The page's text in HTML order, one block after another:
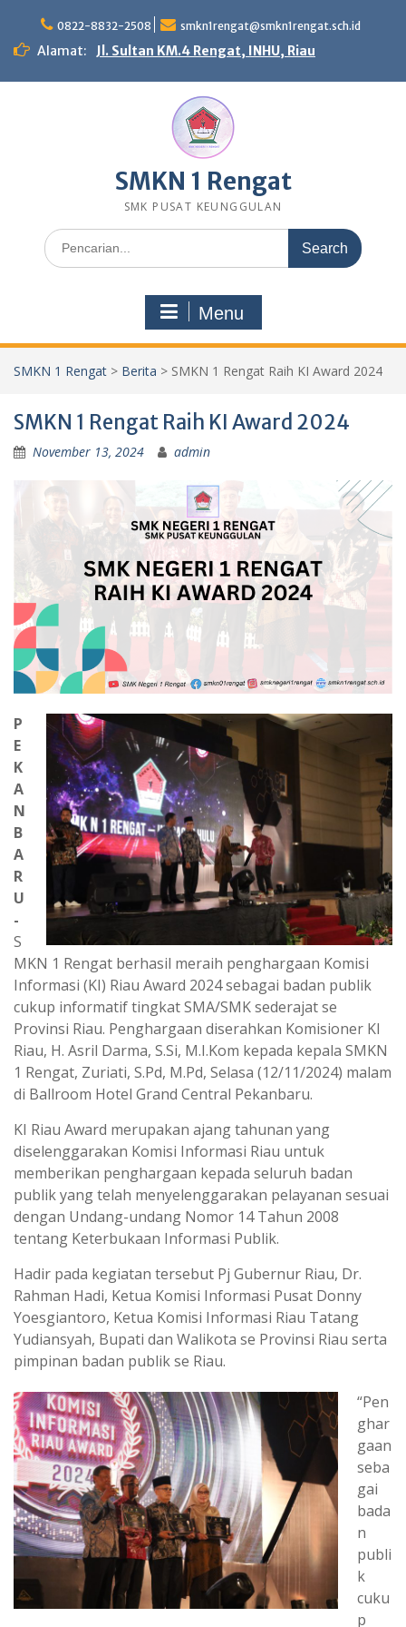
content
0822-8832-2508 smkn1rengat@smkn1rengat.sch.id
Alamat: Jl. Sultan KM.4 Rengat, INHU, Riau
SMKN 1 Rengat
SMK PUSAT KEUNGGULAN
Search
for:
Menu
SMKN 1 Rengat > Berita > SMKN 1 Rengat Raih KI Award 2024
SMKN 1 Rengat Raih KI Award 2024
November 13, 2024 admin
P
E
K
A
N
B
A
R
U
-
S
MKN 1 Rengat berhasil meraih penghargaan Komisi
Informasi (KI) Riau Award 2024 sebagai badan publik
cukup informatif tingkat SMA/SMK sederajat se
Provinsi Riau. Penghargaan diserahkan Komisioner KI
Riau, H. Asril Darma, S.Si, M.I.Kom kepada kepala SMKN
1 Rengat, Zuriati, S.Pd, M.Pd, Selasa (12/11/2024) malam
di Ballroom Hotel Grand Central Pekanbaru.
KI Riau Award merupakan ajang tahunan yang
diselenggarakan Komisi Informasi Riau untuk
memberikan penghargaan kepada seluruh badan
publik yang telah menyelenggarakan pelayanan sesuai
dengan Undang-undang Nomor 14 Tahun 2008
tentang Keterbukaan Informasi Publik.
Hadir pada kegiatan tersebut Pj Gubernur Riau, Dr.
Rahman Hadi, Ketua Komisi Informasi Pusat Donny
Yoesgiantoro, Ketua Komisi Informasi Riau Tatang
Yudiansyah, Bupati dan Walikota se Provinsi Riau serta
pimpinan badan publik se Riau.
“Pen
ghar
gaan
seba
gai
bada
n
publi
k
cuku
p